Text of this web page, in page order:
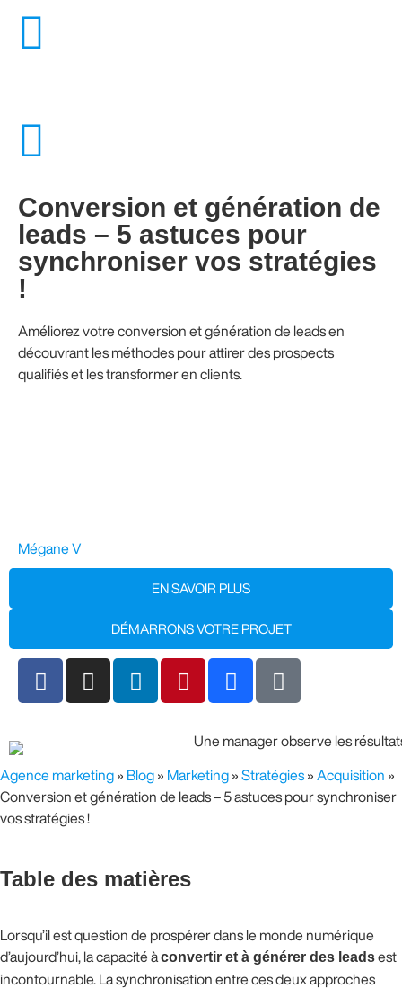
Conversion et génération de
leads – 5 astuces pour
synchroniser vos stratégies
!
Améliorez votre conversion et génération de leads en
découvrant les méthodes pour attirer des prospects
qualifiés et les transformer en clients.
Mégane V
EN SAVOIR PLUS
DÉMARRONS VOTRE PROJET
Agence marketing » Blog » Marketing » Stratégies » Acquisition »
Conversion et génération de leads – 5 astuces pour synchroniser
vos stratégies !
Table des matières
Lorsqu’il est question de prospérer dans le monde numérique
d’aujourd’hui, la capacité àconvertir et à générer des leadsest
incontournable. La synchronisation entre ces deux approches